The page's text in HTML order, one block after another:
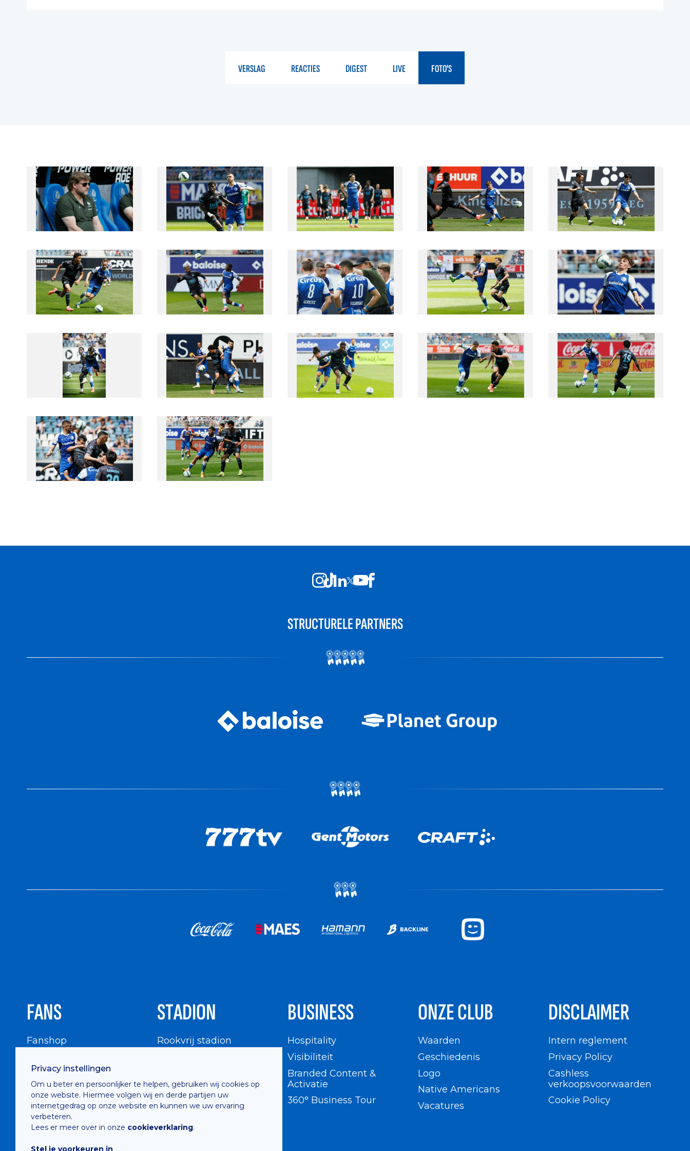
VERSLAG REACTIES DIGEST LIVE FOTO'S
Privacy instellingen
Om u beter en persoonlijker te helpen, gebruiken wij cookies op
onze website. Hiermee volgen wij en derde partijen uw
internetgedrag op onze website en kunnen we uw ervaring
verbeteren.
Lees er meer over in onze cookieverklaring.
Stel je voorkeuren in
STRUCTURELE PARTNERS
FANS
Fanshop
Supportersraad
Buffalo Kids Club
Supportersfederatie
Supportersclubs
STADION
Rookvrij stadion
BUSINESS
Hospitality
Visibiliteit
Branded Content &
Activatie
360° Business Tour
ONZE CLUB
Waarden
Geschiedenis
Logo
Native Americans
Vacatures
DISCLAIMER
Intern reglement
Privacy Policy
Cashless
verkoopsvoorwaarden
Cookie Policy